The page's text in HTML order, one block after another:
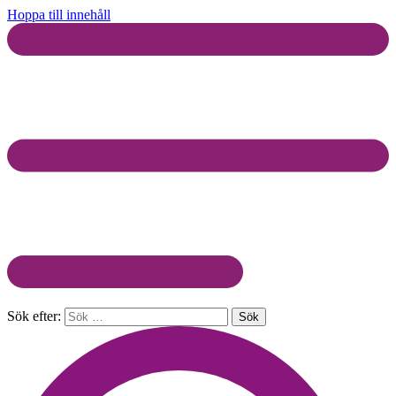
Hoppa till innehåll
Sök efter: